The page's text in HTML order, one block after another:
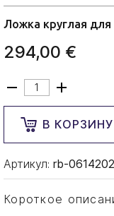
Ложка круглая для
294,00 €
В КОРЗИНУ
Артикул: rb-
Короткое